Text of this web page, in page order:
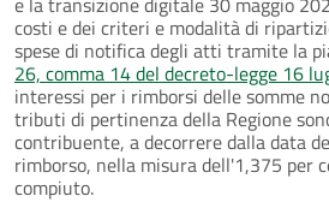
costi e dei criteri e modalità di
spese di notifica degli atti tramite la
26, comma 14 del decreto-legge 16
interessi per i rimborsi delle somme
tributi di pertinenza della Regione
contribuente, a decorrere dalla data
rimborso, nella misura dell'1,375 per
compiuto.